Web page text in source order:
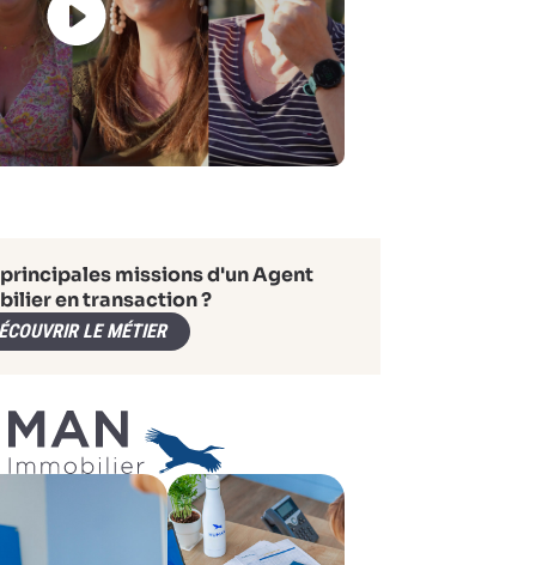
missions d'un Agent
en transaction ?
LE MÉTIER